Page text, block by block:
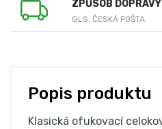
ZPŮSOB DOPRAVY
GLS, ČESKÁ POŠTA
Popis produktu
Klasická ofukovací